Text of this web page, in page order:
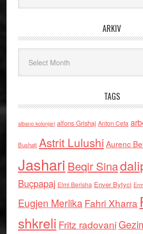
ARKIV
TAGS
albano kolonjari alfons Grishaj Anton Cefa
Bushati Astrit Lulushi Aurenc
Jashari Beqir Sina
Buçpapaj Elmi Berisha Enver Bytyci
Eugjen MerlikaFahri Xharra
shkreli Fritz radovani